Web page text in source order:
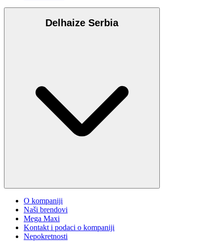
Delhaize Serbia
O kompaniji
Naši brendovi
Mega Maxi
Kontakt i podaci o kompaniji
Nepokretnosti